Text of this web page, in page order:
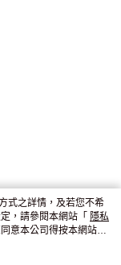
式之詳情，及若您不希
，請參閱本網站「 隱私
意本公司得按本網站使